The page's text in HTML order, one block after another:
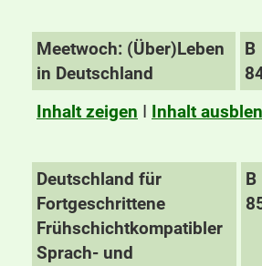
Meetwoch: (Über)Leben
in Deutschland
B
Inhalt zeigen I Inhalt
Deutschland für
Fortgeschrittene
Frühschichtkompatibler
Sprach- und
B